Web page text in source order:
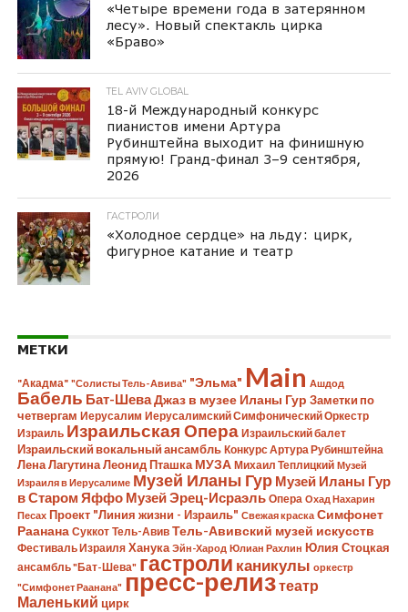
«Четыре времени года в затерянном
лесу». Новый спектакль цирка
«Браво»
TEL AVIV GLOBAL
18-й Международный конкурс
пианистов имени Артура
Рубинштейна выходит на финишную
прямую! Гранд-финал 3–9 сентября,
2026
ГАСТРОЛИ
«Холодное сердце» на льду: цирк,
фигурное катание и театр
МЕТКИ
"Акадма" "Солисты Тель-Авива" "Эльма" Main Ашдод
Бабель Бат-ШеваДжаз в музее Иланы Гур Заметки по
четвергам Иерусалим Иерусалимский Симфонический Оркестр
Израиль Израильская Опера Израильский балет
Израильский вокальный ансамбль Конкурс Артура Рубинштейна
Лена Лагутина Леонид Пташка МУЗА Михаил Теплицкий Музей
Израиля в Иерусалиме Музей Иланы Гур Музей Иланы Гур
в Старом Яффо Музей Эрец-Исраэль Опера Охад Нахарин
Песах Проект "Линия жизни - Израиль" Свежая краска Симфонет
Раанана Суккот Тель-Авив Тель-Авивский музей искусств
Фестиваль Израиля Ханука Эйн-Харод Юлиан Рахлин Юлия Стоцкая
ансамбль "Бат-Шева" гастроли каникулы оркестр
"Симфонет Раанана" пресс-релизтеатр
Маленький цирк